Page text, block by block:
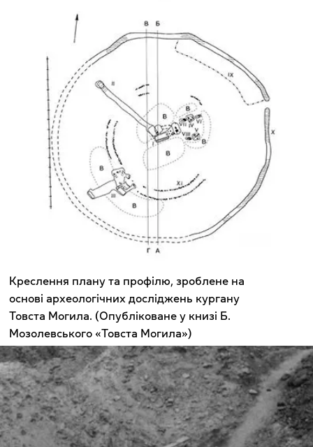
Креслення плану та профілю, зроблене на
основі археологічних досліджень кургану
Товста Могила. (Опубліковане у книзі Б.
Мозолевського «Товста Могила»)